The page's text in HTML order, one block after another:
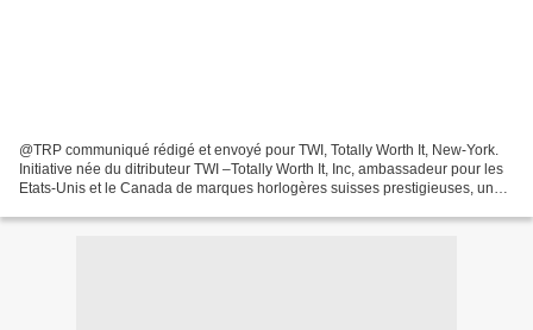
@TRP communiqué rédigé et envoyé pour TWI, Totally Worth It, New-York.
Initiative née du ditributeur TWI –Totally Worth It, Inc, ambassadeur pour les
Etats-Unis et le Canada de marques horlogères suisses prestigieuses, un